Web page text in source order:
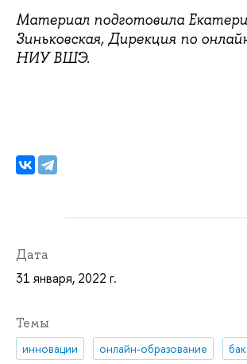
Материал подготовила
Зиньковская, Дирекция по
НИУ ВШЭ.
Дата
31 января, 2022 г.
Темы
инновации онлайн-образование